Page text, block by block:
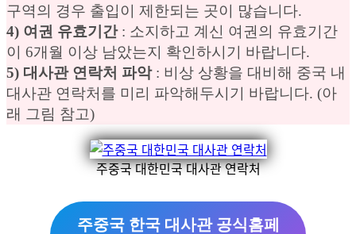
구역의 경우 출입이 제한되는 곳이 많습니다.
4) 여권 유효기간: 소지하고 계신 여권의 유효기간
이 6개월 이상 남았는지 확인하시기 바랍니다.
5) 대사관 연락처 파악: 비상 상황을 대비해 중국 내
대사관 연락처를 미리 파악해두시기 바랍니다. (아
래 그림 참고)
주중국 대한민국 대사관 연락처
주중국 한국 대사관 공식홈페